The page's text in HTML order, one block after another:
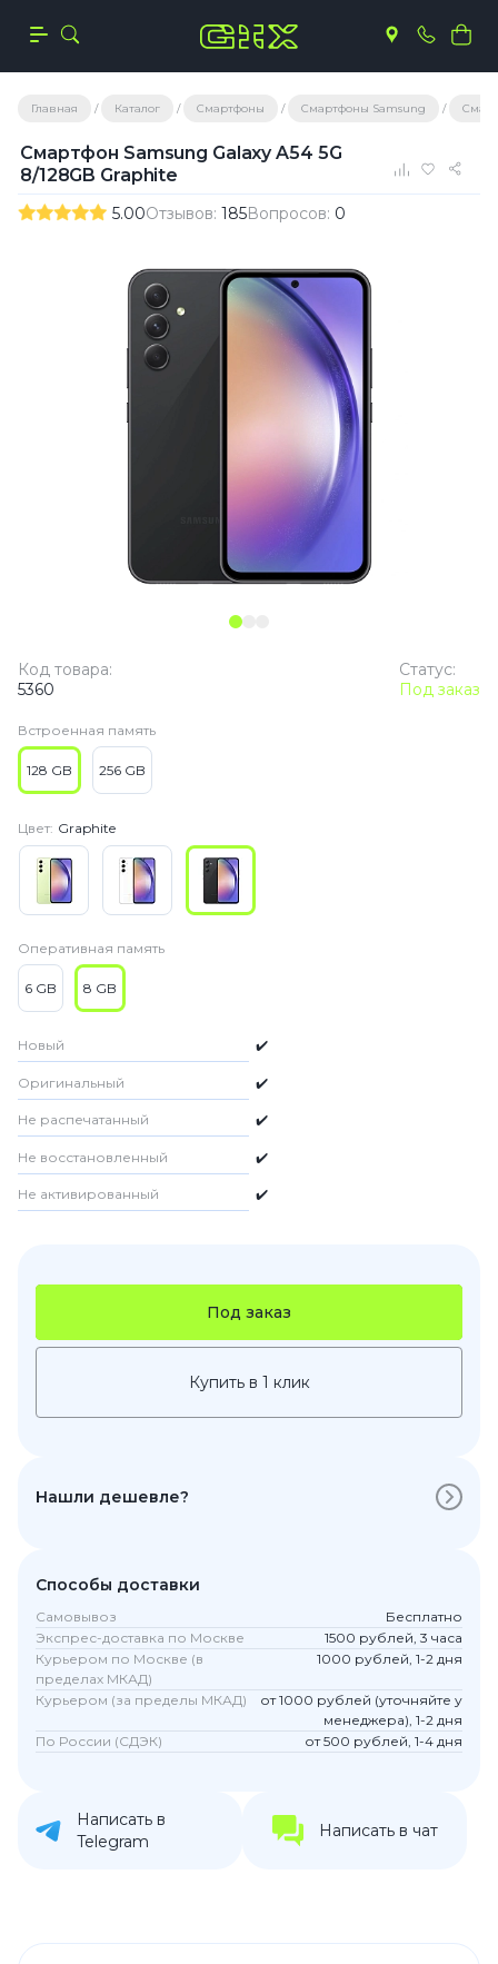
Главная Каталог Смартфоны Смартфоны Samsung
Смартфон Samsung Galaxy A54 5G
8/128GB Graphite
5.00Отзывов: 185Вопросов: 0
Статус:
Под заказ
Код товара:
5360
Встроенная память
128 GB 256 GB
Цвет: Graphite
Оперативная память
6 GB 8 GB
Новый ✔️
Оригинальный ✔️
Не распечатанный ✔️
Не восстановленный ✔️
Не активированный ✔️
Под заказ
Купить в 1 клик
Нашли дешевле?
Способы доставки
Самовывоз
Бесплатно
Экспрес-доставка по Москве
1500 рублей, 3 часа
Курьером по Москве (в
пределах МКАД)
1000 рублей, 1-2 дня
Курьером (за пределы МКАД)
от 1000 рублей (уточняйте у
менеджера), 1-2 дня
По России (СДЭК)
от 500 рублей, 1-4 дня
Написать в
Telegram
Написать в чат